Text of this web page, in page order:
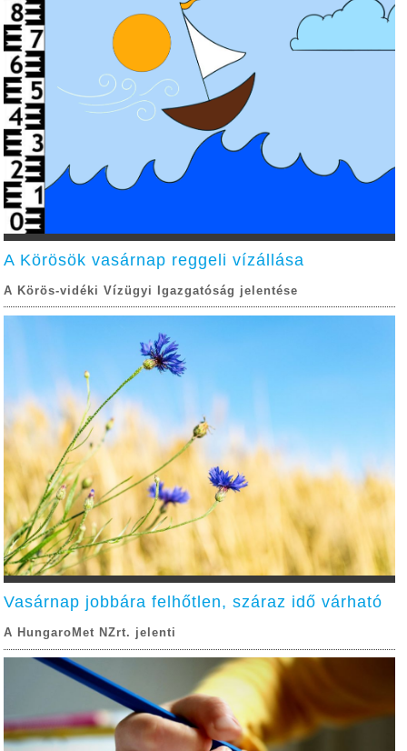
A Körösök vasárnap reggeli vízállása
A Körös-vidéki Vízügyi Igazgatóság jelentése
Vasárnap jobbára felhőtlen, száraz idő várható
A HungaroMet NZrt. jelenti